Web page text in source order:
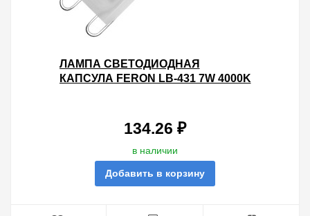
ЛАМПА СВЕТОДИОДНАЯ
КАПСУЛА FERON LB-431 7W 4000K
134.26 ₽
в наличии
Добавить в корзину